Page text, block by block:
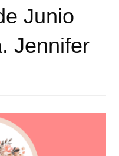
Junio
Jennifer